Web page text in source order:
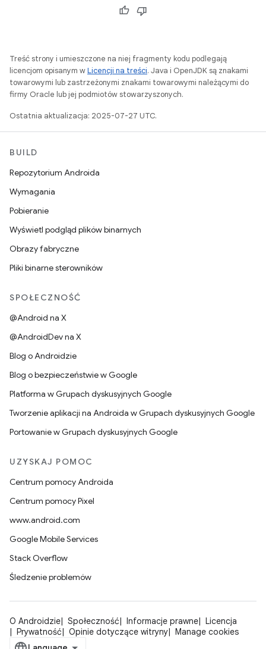
Treść strony i umieszczone na niej fragmenty kodu podlegają
licencjom opisanym wLicencji na treści. Java i OpenJDK są znakami
towarowymi lub zastrzeżonymi znakami towarowymi należącymi do
firmy Oracle lub jej podmiotów stowarzyszonych.
Ostatnia aktualizacja: 2025-07-27 UTC.
BUILD
Repozytorium Androida
Wymagania
Pobieranie
Wyświetl podgląd plików binarnych
Obrazy fabryczne
Pliki binarne sterowników
SPOŁECZNOŚĆ
@Android na X
@AndroidDev na X
Blog o Androidzie
Blog o bezpieczeństwie w Google
Platforma w Grupach dyskusyjnych Google
Tworzenie aplikacji na Androida w Grupach dyskusyjnych Google
Portowanie w Grupach dyskusyjnych Google
UZYSKAJ POMOC
Centrum pomocy Androida
Centrum pomocy Pixel
www.android.com
Google Mobile Services
Stack Overflow
Śledzenie problemów
O Androidzie Społeczność Informacje prawne
Licencja
Prywatność
Opinie dotyczące witryny Manage cookies